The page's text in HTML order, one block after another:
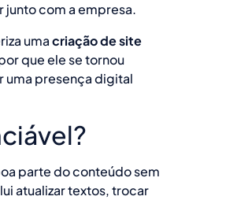
junto com a empresa.
umacriação de site
que ele se tornou
uma presença digital
parte do conteúdo sem
atualizar textos, trocar